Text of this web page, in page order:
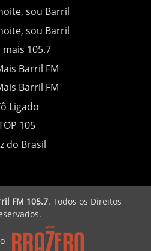
sou Barril
sou Barril
mais 105.7
Barril FM
Barril FM
Ligado
105
do Brasil
FM 105.7. Todos os Direitos